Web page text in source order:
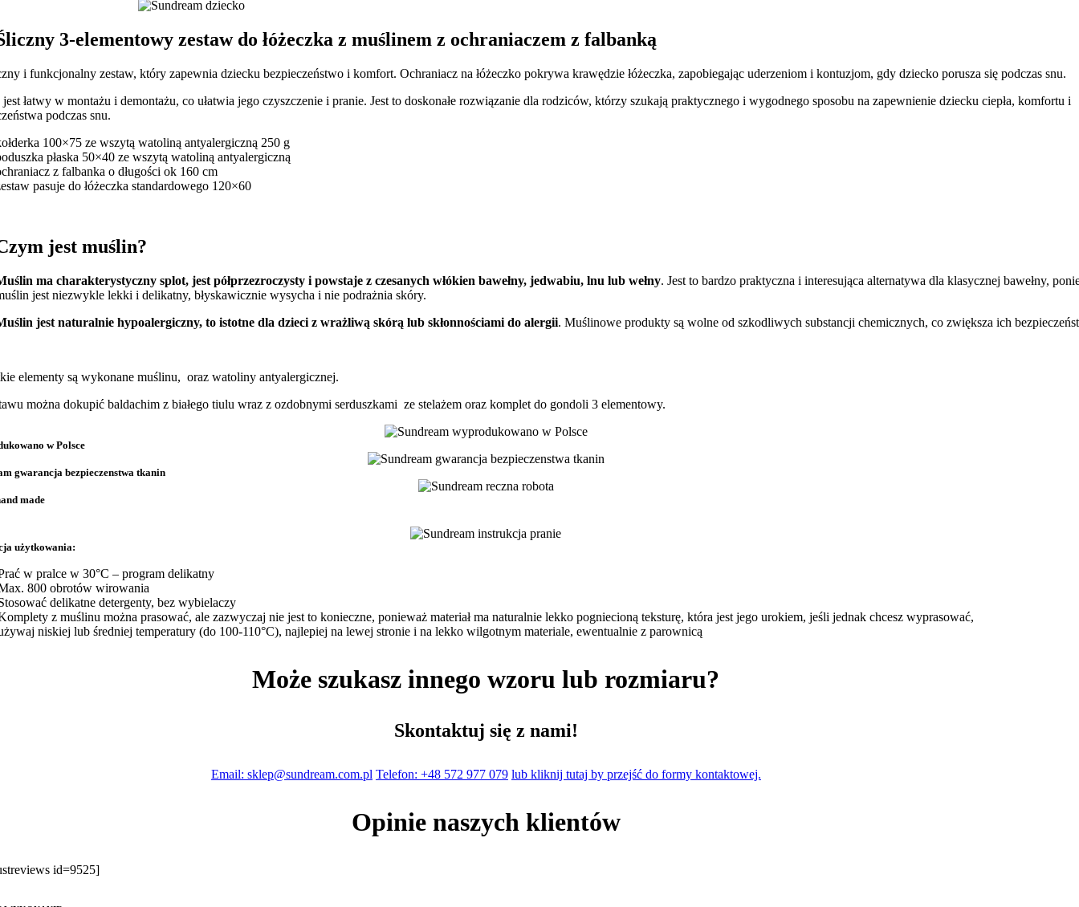
3-elementowy zestaw do łóżeczka z muślinem z ochraniaczem z falbanką
i funkcjonalny zestaw, który zapewnia dziecku bezpieczeństwo i komfort. Ochraniacz na łóżeczko pokrywa krawędzie łóżeczka, zapobiegając uderzeniom i kontuzjom, gdy dziecko porusza się podczas snu.
łatwy w montażu i demontażu, co ułatwia jego czyszczenie i pranie. Jest to doskonałe rozwiązanie dla rodziców, którzy szukają praktycznego i wygodnego sposobu na zapewnienie dziecku ciepła, komfortu i
podczas snu.
100×75 ze wszytą watoliną antyalergiczną 250 g
płaska 50×40 ze wszytą watoliną antyalergiczną
z falbanka o długości ok 160 cm
pasuje do łóżeczka standardowego 120×60
jest muślin?
ma charakterystyczny splot, jest półprzezroczysty i powstaje z czesanych włókien bawełny, jedwabiu, lnu lub wełny. Jest to bardzo praktyczna i interesująca alternatywa dla klasycznej bawełny,
jest niezwykle lekki i delikatny, błyskawicznie wysycha i nie podrażnia skóry.
jest naturalnie hypoalergiczny, to istotne dla dzieci z wrażliwą skórą lub skłonnościami do alergii. Muślinowe produkty są wolne od szkodliwych substancji chemicznych, co zwiększa ich
elementy są wykonane muślinu, oraz watoliny antyalergicznej.
można dokupić baldachim z białego tiulu wraz z ozdobnymi serduszkami ze stelażem oraz komplet do gondoli 3 elementowy.
w Polsce
gwarancja bezpieczenstwa tkanin
made
użytkowania:
w pralce w 30°C – program delikatny
800 obrotów wirowania
delikatne detergenty, bez wybielaczy
z muślinu można prasować, ale zazwyczaj nie jest to konieczne, ponieważ materiał ma naturalnie lekko pogniecioną teksturę, która jest jego urokiem, jeśli jednak chcesz wyprasować,
niskiej lub średniej temperatury (do 100-110°C), najlepiej na lewej stronie i na lekko wilgotnym materiale, ewentualnie z parownicą
Może szukasz innego wzoru lub rozmiaru?
Skontaktuj się z nami!
Email: sklep@sundream.com.pl Telefon: +48 572 977 079 lub kliknij tutaj by przejść do formy kontaktowej.
Opinie naszych klientów
id=9525]